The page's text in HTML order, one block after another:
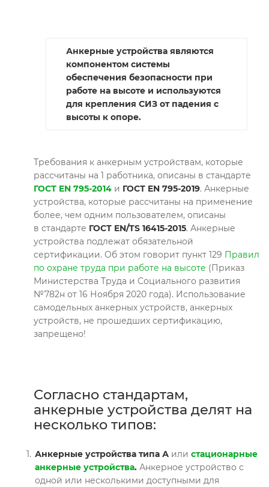
Анкерные устройства являются
компонентом системы
обеспечения безопасности при
работе на высоте и используются
для крепления СИЗ от падения с
высоты к опоре.
Требования к анкерным устройствам, которые
рассчитаны на 1 работника, описаны в стандарте
ГОСТ EN 795-2014 и ГОСТ EN 795-2019. Анкерные
устройства, которые рассчитаны на применение
более, чем одним пользователем, описаны
в стандарте ГОСТ EN/TS 16415-2015. Анкерные
устройства подлежат обязательной
сертификации. Об этом говорит пункт 129 Правил
по охране труда при работе на высоте (Приказ
Министерства Труда и Социального развития
№782н от 16 Ноября 2020 года). Использование
самодельных анкерных устройств, анкерных
устройств, не прошедших сертификацию,
запрещено!
Согласно стандартам,
анкерные устройства делят на
несколько типов:
Анкерные устройства типа А или стационарные
анкерные устройства. Анкерное устройство с
одной или несколькими доступными для